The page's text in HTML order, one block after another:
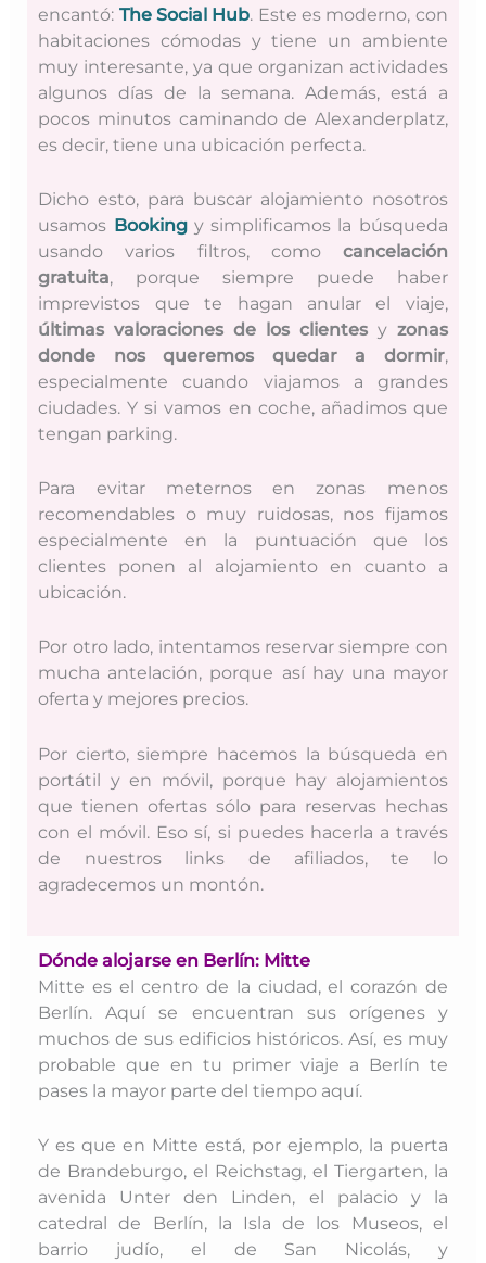
encantó: The Social Hub. Este es moderno, con
habitaciones cómodas y tiene un ambiente
muy interesante, ya que organizan actividades
algunos días de la semana. Además, está a
pocos minutos caminando de Alexanderplatz,
es decir, tiene una ubicación perfecta.
Dicho esto, para buscar alojamiento nosotros
usamos Bookingy simplificamos la búsqueda
usando varios filtros, como cancelación
gratuita, porque siempre puede haber
imprevistos que te hagan anular el viaje,
últimas valoraciones de los clientesy zonas
donde nos queremos quedar a dormir,
especialmente cuando viajamos a grandes
ciudades. Y si vamos en coche, añadimos que
tengan parking.
Para evitar meternos en zonas menos
recomendables o muy ruidosas, nos fijamos
especialmente en la puntuación que los
clientes ponen al alojamiento en cuanto a
ubicación.
Por otro lado, intentamos reservar siempre con
mucha antelación, porque así hay una mayor
oferta y mejores precios.
Por cierto, siempre hacemos la búsqueda en
portátil y en móvil, porque hay alojamientos
que tienen ofertas sólo para reservas hechas
con el móvil. Eso sí, si puedes hacerla a través
de nuestros links de afiliados, te lo
agradecemos un montón.
Dónde alojarse en Berlín: Mitte
Mitte es el centro de la ciudad, el corazón de
Berlín. Aquí se encuentran sus orígenes y
muchos de sus edificios históricos. Así, es muy
probable que en tu primer viaje a Berlín te
pases la mayor parte del tiempo aquí.
Y es que en Mitte está, por ejemplo, la puerta
de Brandeburgo, el Reichstag, el Tiergarten, la
avenida Unter den Linden, el palacio y la
catedral de Berlín, la Isla de los Museos, el
barrio judío, el de San Nicolás, y